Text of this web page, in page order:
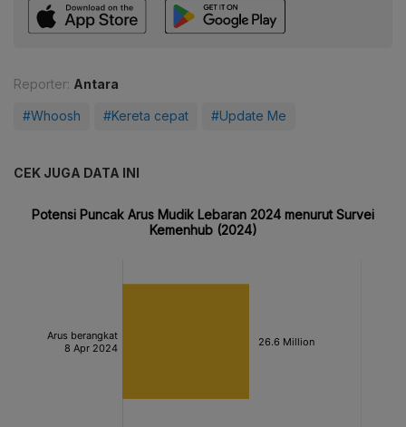
Reporter: Antara
#Whoosh #Kereta cepat #Update Me
CEK JUGA DATA INI